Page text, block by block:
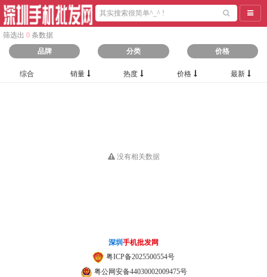
导航
筛选出 0 条数据
品牌
分类 价格
综合 销量 热度 价格 最新
没有相关数据
深圳 手机批发网
粤ICP备2025500554号
粤公网安备44030002009475号